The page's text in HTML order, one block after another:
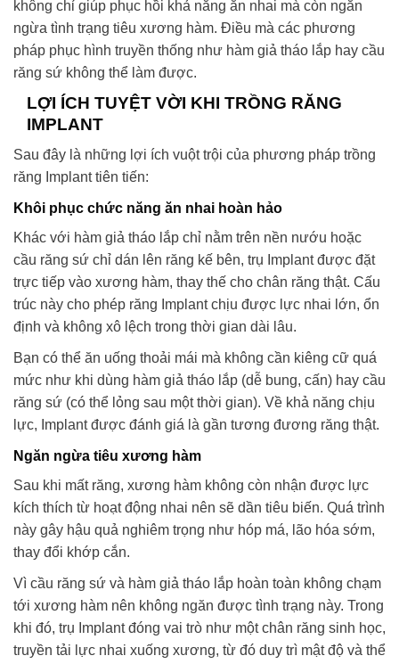
không chỉ giúp phục hồi khả năng ăn nhai mà còn ngăn
ngừa tình trạng tiêu xương hàm. Điều mà các phương
pháp phục hình truyền thống như hàm giả tháo lắp hay cầu
răng sứ không thể làm được.
LỢI ÍCH TUYỆT VỜI KHI TRỒNG RĂNG
IMPLANT
Sau đây là những lợi ích vuột trội của phương pháp trồng
răng Implant tiên tiến:
Khôi phục chức năng ăn nhai hoàn hảo
Khác với hàm giả tháo lắp chỉ nằm trên nền nướu hoặc
cầu răng sứ chỉ dán lên răng kế bên, trụ Implant được đặt
trực tiếp vào xương hàm, thay thế cho chân răng thật. Cấu
trúc này cho phép răng Implant chịu được lực nhai lớn, ổn
định và không xô lệch trong thời gian dài lâu.
Bạn có thể ăn uống thoải mái mà không cần kiêng cữ quá
mức như khi dùng hàm giả tháo lắp (dễ bung, cấn) hay cầu
răng sứ (có thể lỏng sau một thời gian). Về khả năng chịu
lực, Implant được đánh giá là gần tương đương răng thật.
Ngăn ngừa tiêu xương hàm
Sau khi mất răng, xương hàm không còn nhận được lực
kích thích từ hoạt động nhai nên sẽ dần tiêu biến. Quá trình
này gây hậu quả nghiêm trọng như hóp má, lão hóa sớm,
thay đổi khớp cắn.
Vì cầu răng sứ và hàm giả tháo lắp hoàn toàn không chạm
tới xương hàm nên không ngăn được tình trạng này. Trong
khi đó, trụ Implant đóng vai trò như một chân răng sinh học,
truyền tải lực nhai xuống xương, từ đó duy trì mật độ và thể